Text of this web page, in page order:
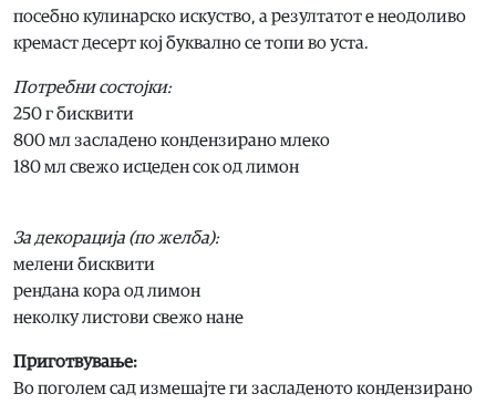
посебно кулинарско искуство, а резултатот е неодоливо
кремаст десерт кој буквално се топи во уста.
Потребни состојки:
250 г бисквити
800 мл засладено кондензирано млеко
180 мл свежо исцеден сок од лимон
За декорација (по желба):
мелени бисквити
рендана кора од лимон
неколку листови свежо нане
Приготвување:
Во поголем сад измешајте ги засладеното кондензирано